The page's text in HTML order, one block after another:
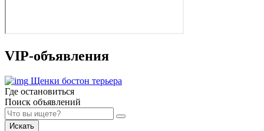
VIP-объявления
Щенки бостон терьера
Где остановиться
Поиск объявлений
Искать